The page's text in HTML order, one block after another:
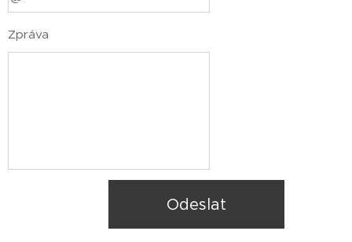
Zpráva
Odeslat